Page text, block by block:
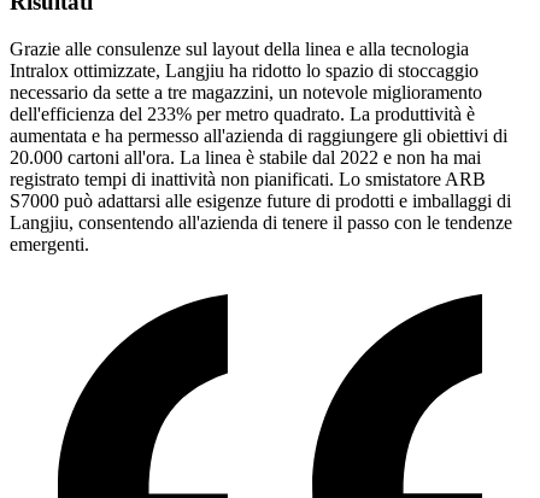
Grazie alle consulenze sul layout della linea e alla tecnologia
Intralox ottimizzate, Langjiu ha ridotto lo spazio di stoccaggio
necessario da sette a tre magazzini, un notevole miglioramento
dell'efficienza del 233% per metro quadrato. La produttività è
aumentata e ha permesso all'azienda di raggiungere gli obiettivi di
20.000 cartoni all'ora. La linea è stabile dal 2022 e non ha mai
registrato tempi di inattività non pianificati. Lo smistatore ARB
S7000 può adattarsi alle esigenze future di prodotti e imballaggi di
Langjiu, consentendo all'azienda di tenere il passo con le tendenze
emergenti.